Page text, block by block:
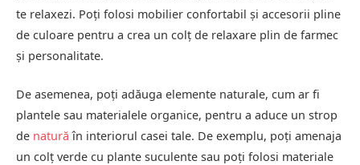
te relaxezi. Poți folosi mobilier confortabil și accesorii pline
de culoare pentru a crea un colț de relaxare plin de farmec
și personalitate.
De asemenea, poți adăuga elemente naturale, cum ar fi
plantele sau materialele organice, pentru a aduce un strop
de natură în interiorul casei tale. De exemplu, poți amenaja
un colț verde cu plante suculente sau poți folosi materiale